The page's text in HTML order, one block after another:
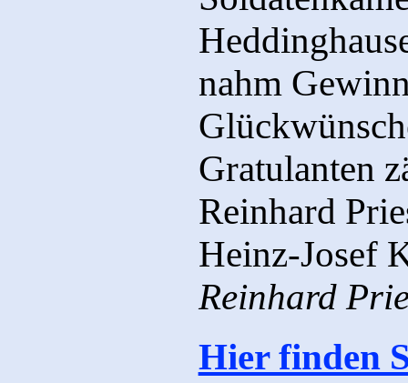
nahm
Gratulanten
Reinhard
Heinz-Josef
Reinhard
Hier finden